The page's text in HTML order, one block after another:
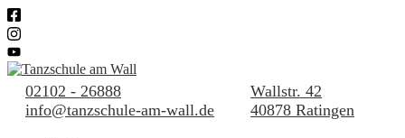
02102 - 26888
info@tanzschule-am-wall.de
Wallstr. 42
40878 Ratingen